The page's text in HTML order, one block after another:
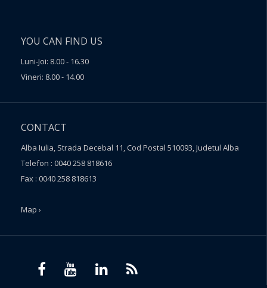
YOU CAN FIND US
Luni-Joi: 8.00 - 16.30
Vineri: 8.00 - 14.00
CONTACT
Alba Iulia, Strada Decebal 11, Cod Postal 510093, Judetul Alba
Telefon : 0040 258 818616
Fax : 0040 258 818613
Map ›